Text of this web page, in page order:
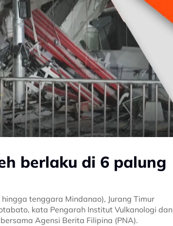
berlaku di 6 palung
tenggara Mindanao), Jurang Timur
kata Pengarah Institut Vulkanologi dan
Agensi Berita Filipina (PNA).